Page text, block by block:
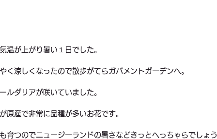
温が上がり暑い１日でした。
く涼しくなったので散歩がてらガバメントガーデンへ。
ルダリアが咲いていました。
原産で非常に品種が多いお花です。
育つのでニュージーランドの暑さなどきっとへっちゃらでしょう